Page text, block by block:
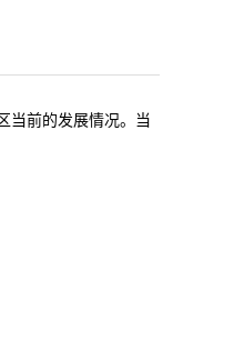
当前的发展情况。当